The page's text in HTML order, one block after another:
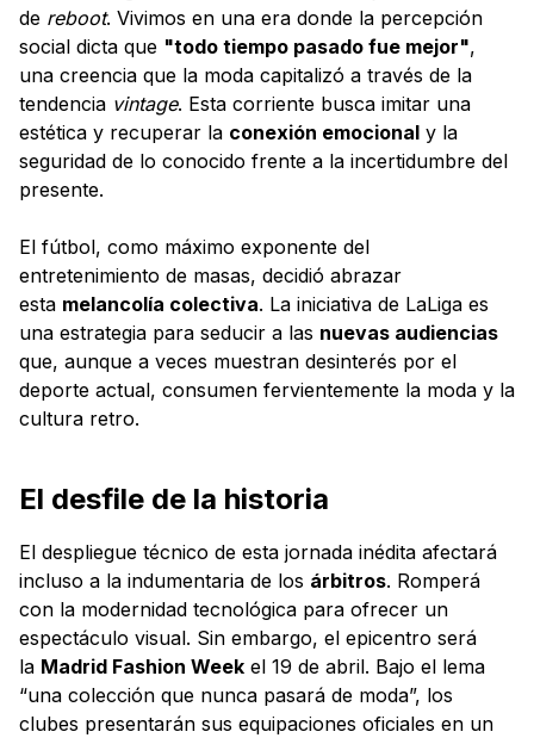
de reboot. Vivimos en una era donde la percepción
social dicta que "todo tiempo pasado fue mejor",
una creencia que la moda capitalizó a través de la
tendencia vintage. Esta corriente busca imitar una
estética y recuperar la conexión emocional y la
seguridad de lo conocido frente a la incertidumbre del
presente.
El fútbol, como máximo exponente del
entretenimiento de masas, decidió abrazar
esta melancolía colectiva. La iniciativa de LaLiga es
una estrategia para seducir a las nuevas audiencias
que, aunque a veces muestran desinterés por el
deporte actual, consumen fervientemente la moda y la
cultura retro.
El desfile de la historia
El despliegue técnico de esta jornada inédita afectará
incluso a la indumentaria de los árbitros. Romperá
con la modernidad tecnológica para ofrecer un
espectáculo visual. Sin embargo, el epicentro será
la Madrid Fashion Week el 19 de abril. Bajo el lema
“una colección que nunca pasará de moda”, los
clubes presentarán sus equipaciones oficiales en un